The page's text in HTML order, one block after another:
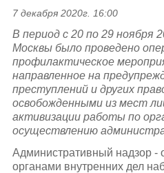
7 декабря 2020г. 16:00
В период с 20 по 29 ноября
Москвы было проведено
профилактическое
направленное на
преступлений и других
освобожденными из мест
активизации работы по
осуществлению
Административный надзор -
органами внутренних дел